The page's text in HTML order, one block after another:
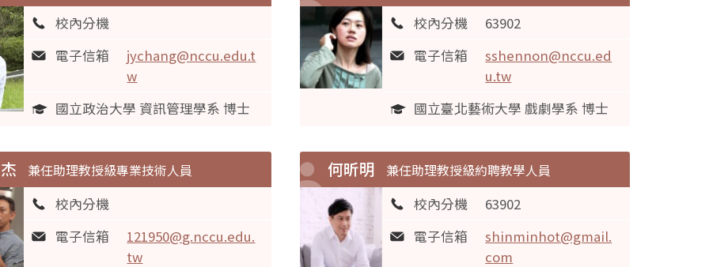
校內分機
電子信箱
jychang@nccu.edu.t
w
國立政治大學 資訊管理學系 博士
校內分機
63902
電子信箱
sshennon@nccu.ed
u.tw
國立臺北藝術大學 戲劇學系 博士
兼任助理教授級專業技術人員
校內分機
電子信箱
121950@g.nccu.edu.
tw
何昕明 兼任助理教授級約聘教學人員
校內分機
63902
電子信箱
shinminhot@gmail.
com